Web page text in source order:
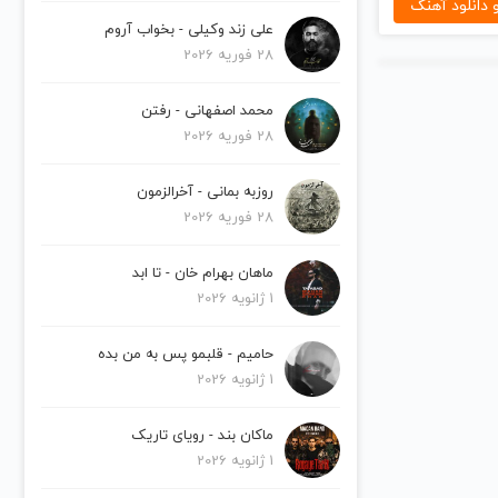
علی زند وکیلی - بخواب آروم
28 فوریه 2026
محمد اصفهانی - رفتن
28 فوریه 2026
روزبه بمانی - آخرالزمون
28 فوریه 2026
ماهان بهرام خان - تا ابد
1 ژانویه 2026
حامیم - قلبمو پس به من بده
1 ژانویه 2026
ماکان بند - رویای تاریک
1 ژانویه 2026